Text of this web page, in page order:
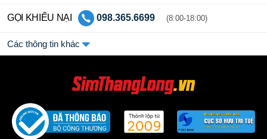
GỌI KHIẾU NẠI 098.365.6699 (8:00-18:00)
Các thông tin khác